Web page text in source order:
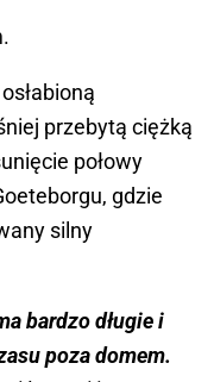
przebytą ciężką
połowy
gdzie
silny
bardzo długie i
poza domem.